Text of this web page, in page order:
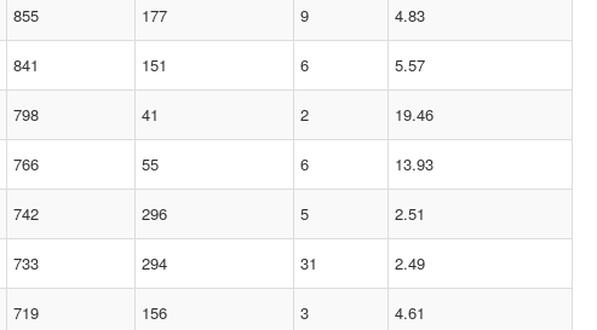
855 177 9 4.83
841 151 6 5.57
798 41 2 19.46
766 55 6 13.93
742 296 5 2.51
733 294 31 2.49
719 156 3 4.61